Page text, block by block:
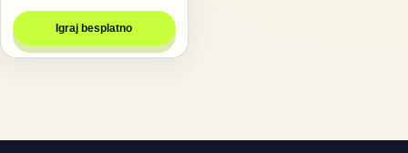
Igraj besplatno